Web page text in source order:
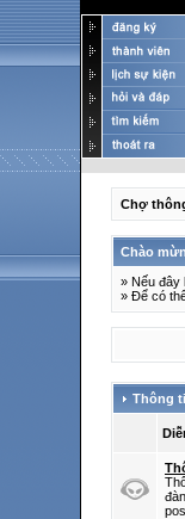
Chợ
Chào
» Nếu đây
» Để có
Thông